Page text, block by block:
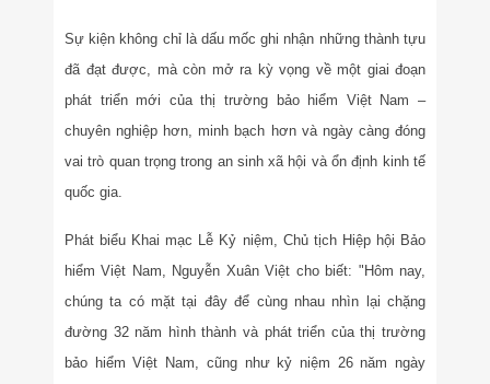
Sự kiện không chỉ là dấu mốc ghi nhận những thành tựu
đã đạt được, mà còn mở ra kỳ vọng về một giai đoạn
phát triển mới của thị trường bảo hiểm Việt Nam –
chuyên nghiệp hơn, minh bạch hơn và ngày càng đóng
vai trò quan trọng trong an sinh xã hội và ổn định kinh tế
quốc gia.
Phát biểu Khai mạc Lễ Kỷ niệm, Chủ tịch Hiệp hội Bảo
hiểm Việt Nam, Nguyễn Xuân Việt cho biết: "Hôm nay,
chúng ta có mặt tại đây để cùng nhau nhìn lại chặng
đường 32 năm hình thành và phát triển của thị trường
bảo hiểm Việt Nam, cũng như kỷ niệm 26 năm ngày